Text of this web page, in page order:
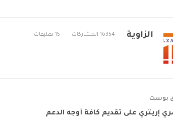
الزاوية 16354 المشاركات 15 تعليقات
بوست
إريتري على تقديم كافة أوجه الدعم